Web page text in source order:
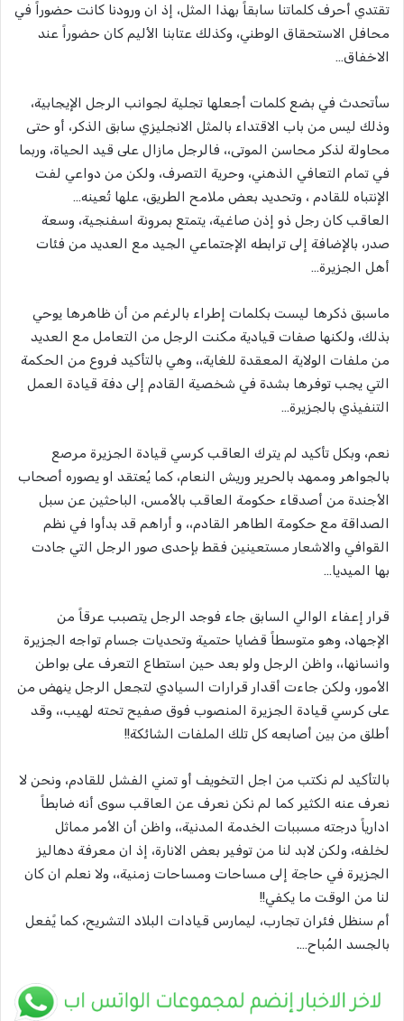
تقتدي أحرف كلماتنا سابقاً بهذا المثل، إذ ان ورودنا كانت حضوراً في
محافل الاستحقاق الوطني، وكذلك عتابنا الأليم كان حضوراً عند
الاخفاق…
سأتحدث في بضع كلمات أجعلها تجلية لجوانب الرجل الإيجابية،
وذلك ليس من باب الاقتداء بالمثل الانجليزي سابق الذكر، أو حتى
محاولة لذكر محاسن الموتى،، فالرجل مازال على قيد الحياة، وربما
في تمام التعافي الذهني، وحرية التصرف، ولكن من دواعي لفت
الإنتباه للقادم ، وتحديد بعض ملامح الطريق، علها تُعينه…
العاقب كان رجل ذو إذن صاغية، يتمتع بمرونة اسفنجية، وسعة
صدر، بالإضافة إلى ترابطه الإجتماعي الجيد مع العديد من فئات
أهل الجزيرة…
ماسبق ذكرها ليست بكلمات إطراء بالرغم من أن ظاهرها يوحي
بذلك، ولكنها صفات قيادية مكنت الرجل من التعامل مع العديد
من ملفات الولاية المعقدة للغاية،، وهي بالتأكيد فروع من الحكمة
التي يجب توفرها بشدة في شخصية القادم إلى دفة قيادة العمل
التنفيذي بالجزيرة…
نعم، وبكل تأكيد لم يترك العاقب كرسي قيادة الجزيرة مرصع
بالجواهر وممهد بالحرير وريش النعام، كما يُعتقد او يصوره أصحاب
الأجندة من أصدقاء حكومة العاقب بالأمس، الباحثين عن سبل
الصداقة مع حكومة الطاهر القادم،، و أراهم قد بدأوا في نظم
القوافي والاشعار مستعينين فقط بإحدى صور الرجل التي جادت
بها الميديا…
قرار إعفاء الوالي السابق جاء فوجد الرجل يتصبب عرقاً من
الإجهاد، وهو متوسطاً قضايا حتمية وتحديات جسام تواجه الجزيرة
وانسانها،، واظن الرجل ولو بعد حين استطاع التعرف على بواطن
الأمور، ولكن جاءت أقدار قرارات السيادي لتجعل الرجل ينهض من
على كرسي قيادة الجزيرة المنصوب فوق صفيح تحته لهيب،، وقد
أطلق من بين أصابعه كل تلك الملفات الشائكة!!
بالتأكيد لم نكتب من اجل التخويف أو تمني الفشل للقادم، ونحن لا
نعرف عنه الكثير كما لم نكن نعرف عن العاقب سوى أنه ضابطاً
ادارياً درجته مسببات الخدمة المدنية،، واظن أن الأمر مماثل
لخلفه، ولكن لابد لنا من توفير بعض الانارة، إذ ان معرفة دهاليز
الجزيرة في حاجة إلى مساحات ومساحات زمنية،، ولا نعلم ان كان
لنا من الوقت ما يكفي!!
أم سنظل فئران تجارب، ليمارس قيادات البلاد التشريح، كما يًفعل
بالجسد المُباح….